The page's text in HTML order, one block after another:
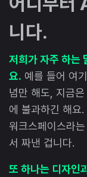
니다.
저희가 자주 하는
요. 예를 들어 여
념만 해도, 지금
에 불과하긴 해요
워크스페이스라
서 짜낸 겁니다.
또 하나는 디자인